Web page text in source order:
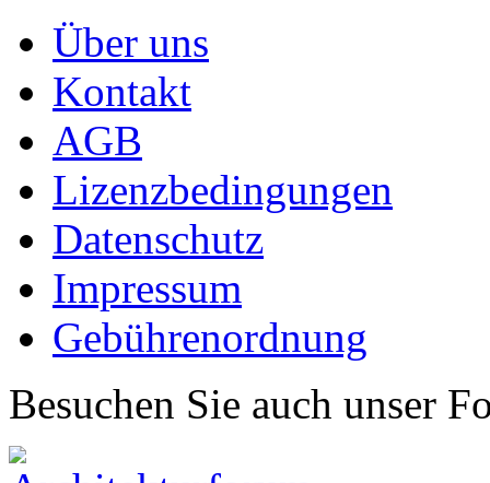
Über uns
Kontakt
AGB
Lizenzbedingungen
Datenschutz
Impressum
Gebührenordnung
Besuchen Sie auch unser